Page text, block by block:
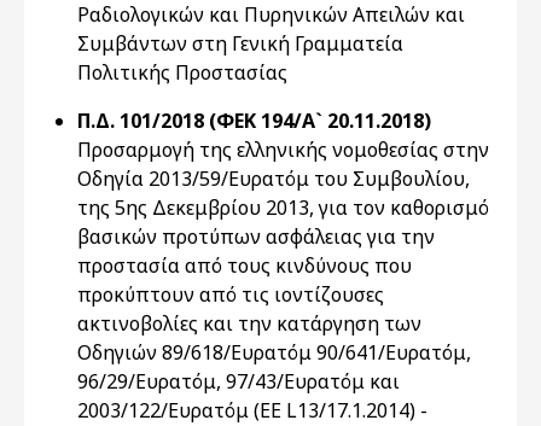
Ραδιολογικών και Πυρηνικών Απειλών και
Συμβάντων στη Γενική Γραμματεία
Πολιτικής Προστασίας
Π.Δ. 101/2018 (ΦΕΚ 194/Α` 20.11.2018)
Προσαρμογή της ελληνικής νομοθεσίας στην
Οδηγία 2013/59/Ευρατόμ του Συμβουλίου,
της 5ης Δεκεμβρίου 2013, για τον καθορισμό
βασικών προτύπων ασφάλειας για την
προστασία από τους κινδύνους που
προκύπτουν από τις ιοντίζουσες
ακτινοβολίες και την κατάργηση των
Οδηγιών 89/618/Ευρατόμ 90/641/Ευρατόμ,
96/29/Ευρατόμ, 97/43/Ευρατόμ και
2003/122/Ευρατόμ (ΕΕ L13/17.1.2014) -